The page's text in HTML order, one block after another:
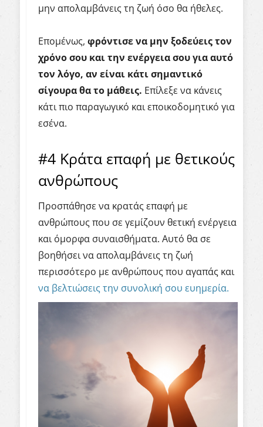
μην απολαμβάνεις τη ζωή όσο θα ήθελες.
Επομένως, φρόντισε να μην ξοδεύεις τον
χρόνο σου και την ενέργεια σου για αυτό
τον λόγο, αν είναι κάτι σημαντικό
σίγουρα θα το μάθεις. Επίλεξε να κάνεις
κάτι πιο παραγωγικό και εποικοδομητικό για
εσένα.
#4 Κράτα επαφή με θετικούς
ανθρώπους
Προσπάθησε να κρατάς επαφή με
ανθρώπους που σε γεμίζουν θετική ενέργεια
και όμορφα συναισθήματα. Αυτό θα σε
βοηθήσει να απολαμβάνεις τη ζωή
περισσότερο με ανθρώπους που αγαπάς και
να βελτιώσεις την συνολική σου ευημερία.